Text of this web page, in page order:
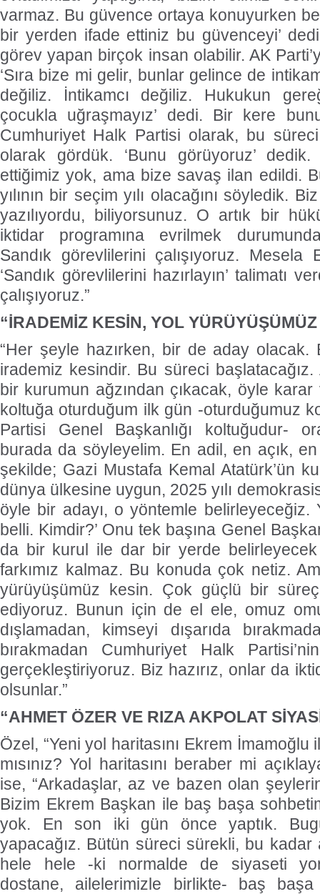
varmaz. Bu güvence ortaya konuyurken
bir yerden ifade ettiniz bu güvenceyi’
görev yapan birçok insan olabilir. AK
‘Sıra bize mi gelir, bunlar gelince de
değiliz. İntikamcı değiliz. Hukukun
çocukla uğraşmayız’ dedi. Bir kere
Cumhuriyet Halk Partisi olarak, bu
olarak gördük. ‘Bunu görüyoruz’
ettiğimiz yok, ama bize savaş ilan edildi.
yılının bir seçim yılı olacağını söyledik.
yazılıyordu, biliyorsunuz. O artık bir
iktidar programına evrilmek
Sandık görevlilerini çalışıyoruz.
‘Sandık görevlilerini hazırlayın’ talimatı
çalışıyoruz.”
“İRADEMİZ KESİN, YOL
“Her şeyle hazırken, bir de aday olacak.
irademiz kesindir. Bu süreci
bir kurumun ağzından çıkacak, öyle
koltuğa oturduğum ilk gün -oturduğumuz
Partisi Genel Başkanlığı koltuğudur-
burada da söyleyelim. En adil, en açık, en
şekilde; Gazi Mustafa Kemal Atatürk’ün
dünya ülkesine uygun, 2025 yılı
öyle bir adayı, o yöntemle belirleyeceğiz.
belli. Kimdir?’ Onu tek başına Genel
da bir kurul ile dar bir yerde
farkımız kalmaz. Bu konuda çok netiz.
yürüyüşümüz kesin. Çok güçlü bir
ediyoruz. Bunun için de el ele, omuz
dışlamadan, kimseyi dışarıda
bırakmadan Cumhuriyet Halk
gerçekleştiriyoruz. Biz hazırız, onlar da
olsunlar.”
“AHMET ÖZER VE RIZA AKPOLAT
Özel, “Yeni yol haritasını Ekrem
mısınız? Yol haritasını beraber mi
ise, “Arkadaşlar, az ve bazen olan
Bizim Ekrem Başkan ile baş başa
yok. En son iki gün önce yaptık.
yapacağız. Bütün süreci sürekli, bu kadar
hele hele -ki normalde de siyaseti
dostane, ailelerimizle birlikte- baş